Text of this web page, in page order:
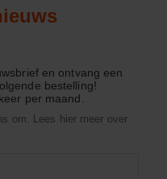
en ontvang een
bestelling!
per maand.
om. Lees hier meer over